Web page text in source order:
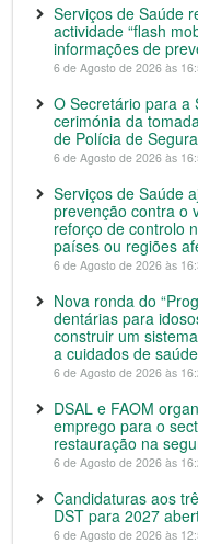
Serviços de Saúde
actividade “flash
informações de
6 de Agosto de 2026 às
O Secretário para a
cerimónia da
de Polícia de
6 de Agosto de 2026 às
Serviços de Saúde
prevenção contra o
reforço de controlo
países ou regiões
6 de Agosto de 2026 às
Nova ronda do
dentárias para
construir um
a cuidados de
6 de Agosto de 2026 às
DSAL e FAOM
emprego para o
restauração na
6 de Agosto de 2026 às
Candidaturas aos
DST para 2027
6 de Agosto de 2026 às